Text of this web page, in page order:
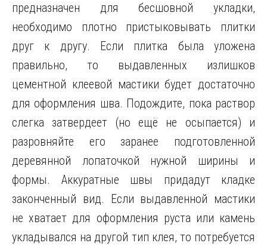
предназначен для бесшовной укладки,
необходимо плотно пристыковывать плитки
друг к другу. Если плитка была уложена
правильно, то выдавленных излишков
цементной клеевой мастики будет достаточно
для оформления шва. Подождите, пока раствор
слегка затвердеет (но ещё не осыпается) и
разровняйте его заранее подготовленной
деревянной лопаточкой нужной ширины и
формы. Аккуратные швы придадут кладке
законченный вид. Если выдавленной мастики
не хватает для оформления руста или камень
укладывался на другой тип клея, то потребуется